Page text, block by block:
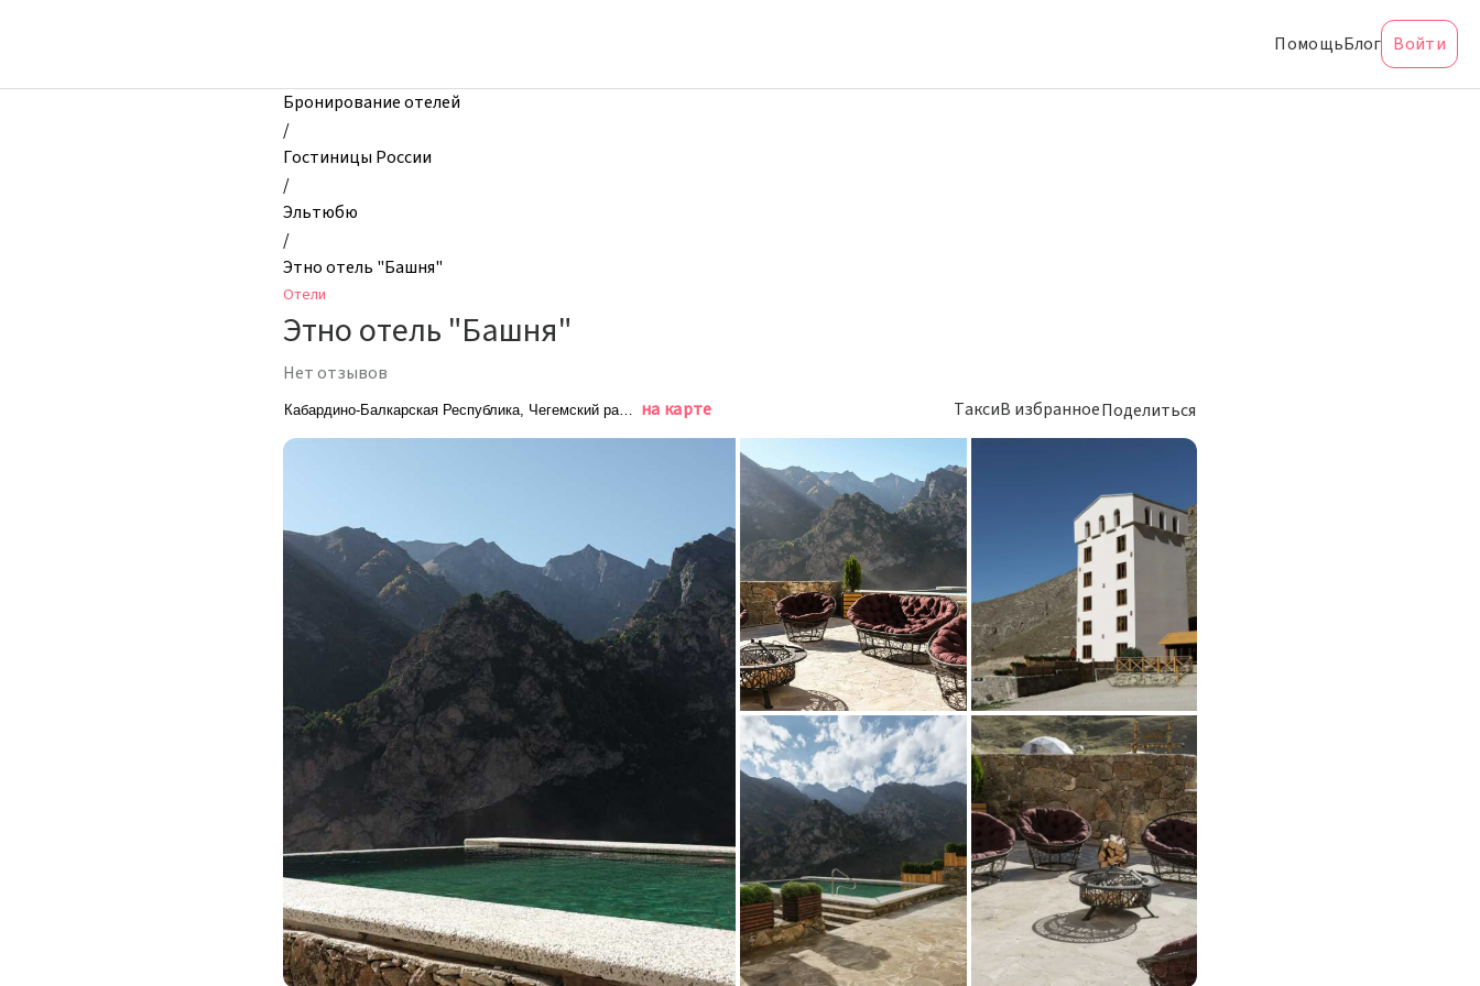
Этно
ПомощьБлог Войти
Бронирование отелей
/
Гостиницы России
/
Эльтюбю
/
Этно отель "Башня"
Отели
Этно отель "Башня"
Нет отзывов
Кабардино-Балкарская Республика, Чегемский район, с. Эльтюбю, ул. Суусузла, д. 1
на карте ТаксиВ избранноеПоделиться